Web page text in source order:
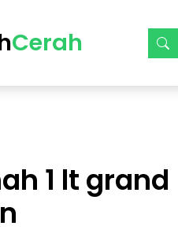
Cerah
cicilan-2-jt-an
1 lt grand